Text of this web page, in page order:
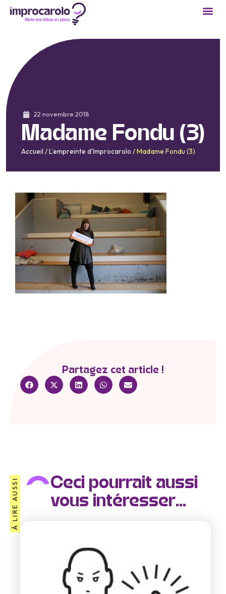
22 novembre 2018
Madame Fondu (3)
Accueil /L’empreinte d’Improcarolo /Madame Fondu (3)
Partagez cet article !
À LIRE AUSSI
Ceci pourrait aussi
vous intéresser...